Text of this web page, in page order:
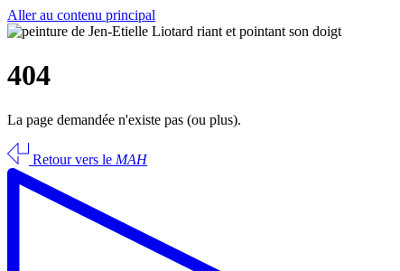
Aller au contenu principal
404
La page demandée n'existe pas (ou plus).
Retour vers le MAH